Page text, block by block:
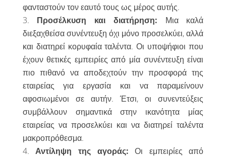
φανταστούν τον εαυτό τους ως μέρος αυτής.
Προσέλκυση και διατήρηση: Μια καλά
διεξαχθείσα συνέντευξη όχι μόνο προσελκύει, αλλά
και διατηρεί κορυφαία ταλέντα. Οι υποψήφιοι που
έχουν θετικές εμπειρίες από μία συνέντευξη είναι
πιο πιθανό να αποδεχτούν την προσφορά της
εταιρείας για εργασία και να παραμείνουν
αφοσιωμένοι σε αυτήν. Έτσι, οι συνεντεύξεις
συμβάλλουν σημαντικά στην ικανότητα μίας
εταιρείας να προσελκύει και να διατηρεί ταλέντα
μακροπρόθεσμα.
Αντίληψη της αγοράς: Οι εμπειρίες από